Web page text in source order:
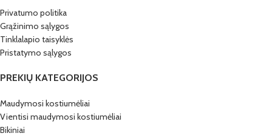
Privatumo politika
Grąžinimo sąlygos
Tinklalapio taisyklės
Pristatymo sąlygos
PREKIŲ KATEGORIJOS
Maudymosi kostiumėliai
Vientisi maudymosi kostiumėliai
Bikiniai